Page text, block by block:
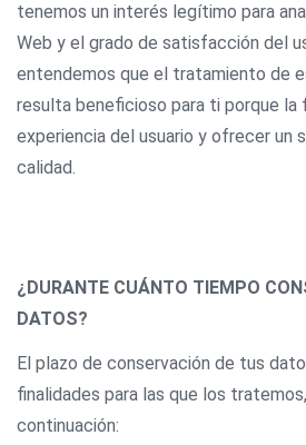
tenemos un interés legítimo para
Web y el grado de satisfacción del
entendemos que el tratamiento de
resulta beneficioso para ti porque la
experiencia del usuario y ofrecer un
calidad.
¿DURANTE CUÁNTO TIEMPO
DATOS?
El plazo de conservación de tus
finalidades para las que los
continuación: